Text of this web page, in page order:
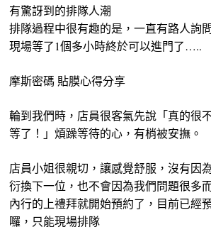
有驚訝到的排隊人潮
排隊過程中很有趣的是，一直有路人詢
現場等了1個多小時終於可以進門了…..
摩斯密碼 貼膜心得分享
輪到我們時，店員很客氣先說「真的很
等了！」煩躁等待的心，有梢被安撫。
店員小姐很親切，讓感覺舒服，沒有因
衍換下一位，也不會因為我們問題很多
內行的上禮拜就開始預約了，目前已經
囉，只能現場排隊